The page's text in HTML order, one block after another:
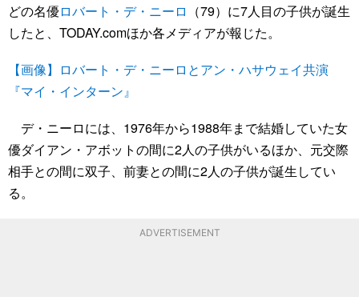
どの名優ロバート・デ・ニーロ （79）に7人目の子供が誕生
したと、TODAY.comほか各メディアが報じた。
【画像】ロバート・デ・ニーロとアン・ハサウェイ共演
『マイ・インターン』
デ・ニーロには、1976年から1988年まで結婚していた女
優ダイアン・アボットの間に2人の子供がいるほか、元交際
相手との間に双子、前妻との間に2人の子供が誕生してい
る。
ADVERTISEMENT